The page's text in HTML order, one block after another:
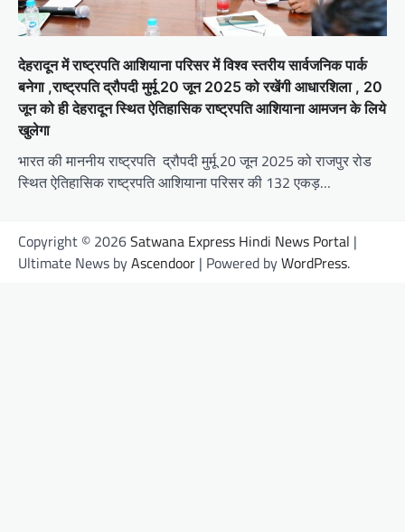
देहरादून में राष्ट्रपति आशियाना परिसर में विश्व स्तरीय सार्वजनिक पार्क
बनेगा ,राष्ट्रपति द्रौपदी मुर्मू 20 जून 2025 को रखेंगी आधारशिला , 20
जून को ही देहरादून स्थित ऐतिहासिक राष्ट्रपति आशियाना आमजन के लिये
खुलेगा
भारत की माननीय राष्ट्रपति द्रौपदी मुर्मू 20 जून 2025 को राजपुर रोड
स्थित ऐतिहासिक राष्ट्रपति आशियाना परिसर की 132 एकड़…
Copyright © 2026Satwana Express Hindi News Portal |
Ultimate News byAscendoor | Powered byWordPress.